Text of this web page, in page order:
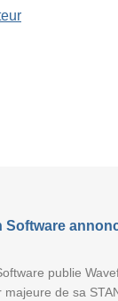
Software
publie
majeure de sa